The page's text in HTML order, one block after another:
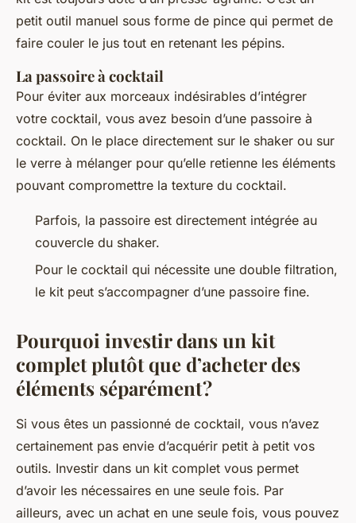
petit outil manuel sous forme de pince qui permet de
faire couler le jus tout en retenant les pépins.
La passoire à cocktail
Pour éviter aux morceaux indésirables d’intégrer
votre cocktail, vous avez besoin d’une passoire à
cocktail. On le place directement sur le shaker ou sur
le verre à mélanger pour qu’elle retienne les éléments
pouvant compromettre la texture du cocktail.
Parfois, la passoire est directement intégrée au
couvercle du shaker.
Pour le cocktail qui nécessite une double filtration,
le kit peut s’accompagner d’une passoire fine.
Pourquoi investir dans un kit
complet plutôt que d’acheter des
éléments séparément ?
Si vous êtes un passionné de cocktail, vous n’avez
certainement pas envie d’acquérir petit à petit vos
outils. Investir dans un kit complet vous permet
d’avoir les nécessaires en une seule fois. Par
ailleurs, avec un achat en une seule fois, vous pouvez